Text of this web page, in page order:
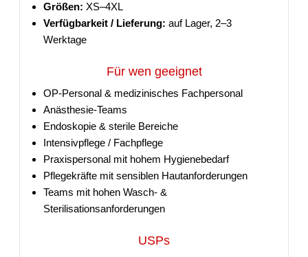
Größen: XS–4XL
Verfügbarkeit / Lieferung: auf Lager, 2–3
Werktage
Für wen geeignet
OP-Personal & medizinisches Fachpersonal
Anästhesie-Teams
Endoskopie & sterile Bereiche
Intensivpflege / Fachpflege
Praxispersonal mit hohem Hygienebedarf
Pflegekräfte mit sensiblen Hautanforderungen
Teams mit hohen Wasch- &
Sterilisationsanforderungen
USPs